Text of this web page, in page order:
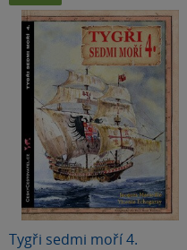
Tygři sedmi moří 4.